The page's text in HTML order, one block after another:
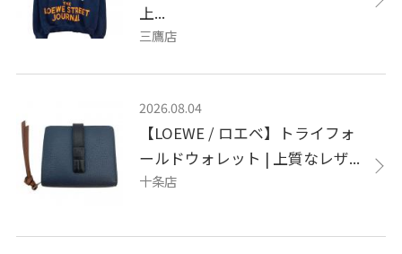
上...
三鷹店
2026.08.04
【LOEWE / ロエベ】トライフォ
ールドウォレット | 上質なレザ...
十条店